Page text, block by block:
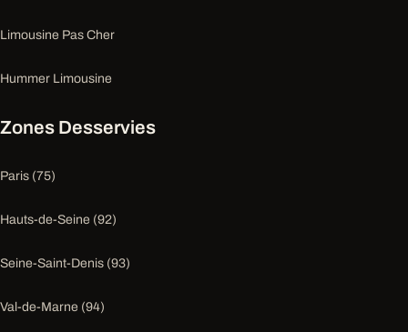
Limousine Pas Cher
Hummer Limousine
Zones Desservies
Paris (75)
Hauts-de-Seine (92)
Seine-Saint-Denis (93)
Val-de-Marne (94)